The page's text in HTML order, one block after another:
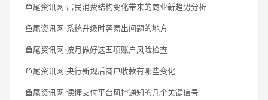
鱼尾资讯网·居民消费结构变化带来的商业新趋势分析
鱼尾资讯网·系统升级时容易出问题的地方
鱼尾资讯网·按月做好这五项账户风险检查
鱼尾资讯网·央行新规后商户收款有哪些变化
鱼尾资讯网·读懂支付平台风控通知的几个关键信号